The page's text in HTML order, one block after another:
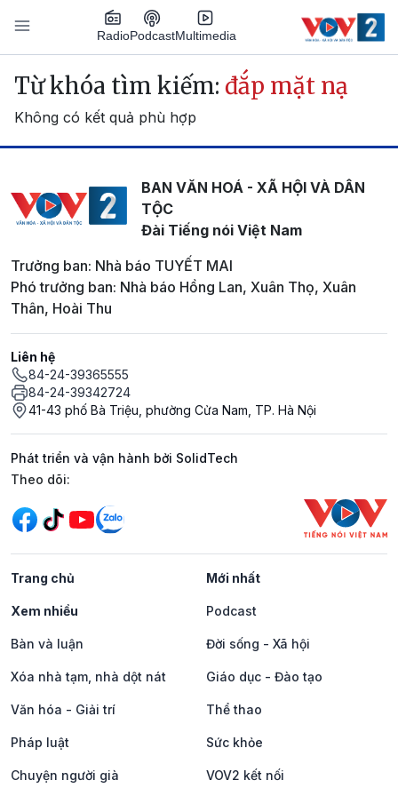
Nhảy đến nội dung
RadioPodcastMultimedia
Main navigation
Từ khóa tìm kiếm: đắp mặt nạ
Không có kết quả phù hợp
BAN VĂN HOÁ - XÃ HỘI VÀ DÂN
TỘC
Đài Tiếng nói Việt Nam
Trưởng ban: Nhà báo TUYẾT MAI
Phó trưởng ban: Nhà báo Hồng Lan, Xuân Thọ, Xuân
Thân, Hoài Thu
Liên hệ
84-24-39365555
84-24-39342724
41-43 phố Bà Triệu, phường Cửa Nam, TP. Hà Nội
Phát triển và vận hành bởi SolidTech
Mạng xã hội
Theo dõi:
Trang chủ Mới nhất
Xem nhiều Podcast
Bàn và luận Đời sống - Xã hội
Xóa nhà tạm, nhà dột nát Giáo dục - Đào tạo
Văn hóa - Giải trí Thể thao
Pháp luật Sức khỏe
Chuyện người già VOV2 kết nối